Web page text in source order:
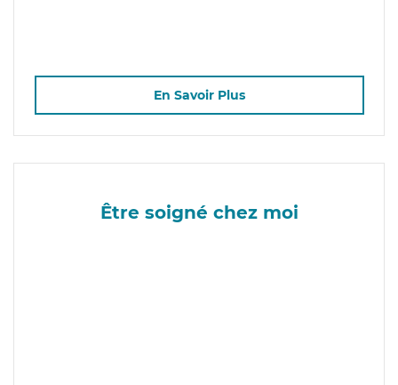
En Savoir Plus
Être soigné chez moi